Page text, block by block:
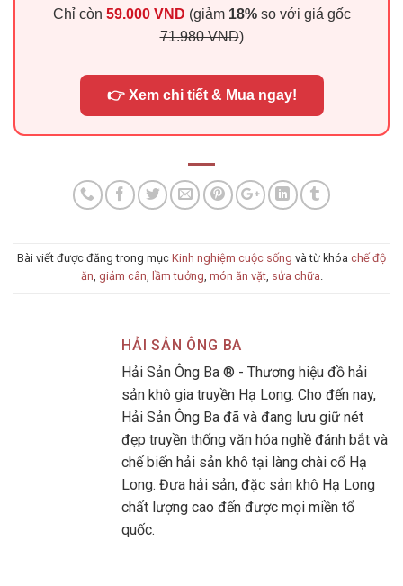
Chỉ còn 59.000 VND (giảm 18%so với giá gốc
71.980 VND)
👉 Xem chi tiết & Mua ngay!
Bài viết được đăng trong mục Kinh nghiệm cuộc sống và từ khóa chế độ
ăn, giảm cân, lầm tưởng, món ăn vặt, sửa chữa.
HẢI SẢN ÔNG BA
Hải Sản Ông Ba ® - Thương hiệu đồ hải
sản khô gia truyền Hạ Long. Cho đến nay,
Hải Sản Ông Ba đã và đang lưu giữ nét
đẹp truyền thống văn hóa nghề đánh bắt và
chế biến hải sản khô tại làng chài cổ Hạ
Long. Đưa hải sản, đặc sản khô Hạ Long
chất lượng cao đến được mọi miền tổ
quốc.